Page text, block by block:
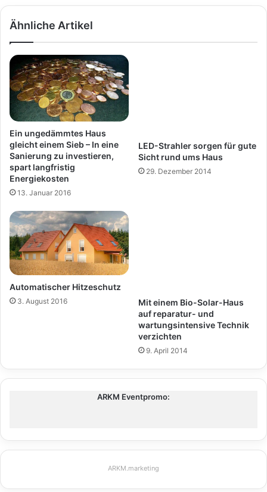
Ähnliche Artikel
Ein ungedämmtes Haus
gleicht einem Sieb – In eine
Sanierung zu investieren,
spart langfristig
Energiekosten
13. Januar 2016
Automatischer Hitzeschutz
3. August 2016
Mit einem Bio-Solar-Haus
auf reparatur- und
wartungsintensive Technik
verzichten
9. April 2014
ARKM Eventpromo:
ARKM.marketing